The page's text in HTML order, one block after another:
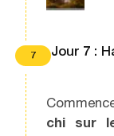
7 Jour 7 :
chi
sur